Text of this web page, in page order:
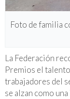
Foto de familia
La Federación
Premios el
trabajadores del
se alzan como